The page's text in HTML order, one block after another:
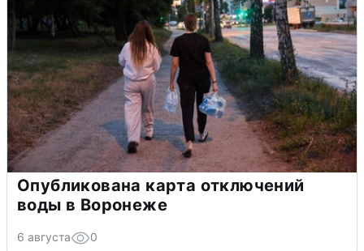
Опубликована карта отключений
воды в Воронеже
6 августа 0